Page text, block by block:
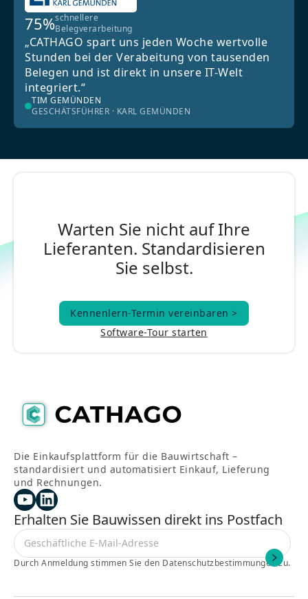
75%schnellere
Belegverarbeitung
„CATHAGO spart uns jeden Woche wertvolle
Stunden bei der Verabeitung von tausenden
Belegen und ist direkt in unsere IT-Welt
integriert.“
TIM GEMÜNDEN
GESCHÄTSFÜHRER · KARL GEMÜNDEN
Warten Sie nicht auf Ihre
Lieferanten. Standardisieren
Sie selbst.
Kennenlern-Termin vereinbaren >
Kennenlern-Termin vereinbaren >
Software-Tour starten
Die Einkaufsplattform für die Bauwirtschaft –
standardisiert und automatisiert Einkauf, Lieferung
und Rechnungen.
Erhalten Sie Bauwissen direkt ins Postfach
Durch Anmeldung stimmen Sie den Datenschutzbestimmungen zu.